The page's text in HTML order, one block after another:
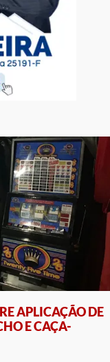
APLICAÇÃO DE
E CAÇA-